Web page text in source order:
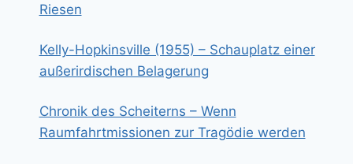
Riesen
Kelly-Hopkinsville (1955) – Schauplatz einer
außerirdischen Belagerung
Chronik des Scheiterns – Wenn
Raumfahrtmissionen zur Tragödie werden